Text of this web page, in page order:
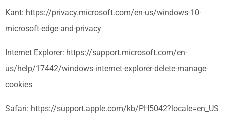
Kant: https://privacy.microsoft.com/en-us/windows-10-
microsoft-edge-and-privacy
Internet Explorer: https://support.microsoft.com/en-
us/help/17442/windows-internet-explorer-delete-manage-
cookies
Safari: https://support.apple.com/kb/PH5042?locale=en_US